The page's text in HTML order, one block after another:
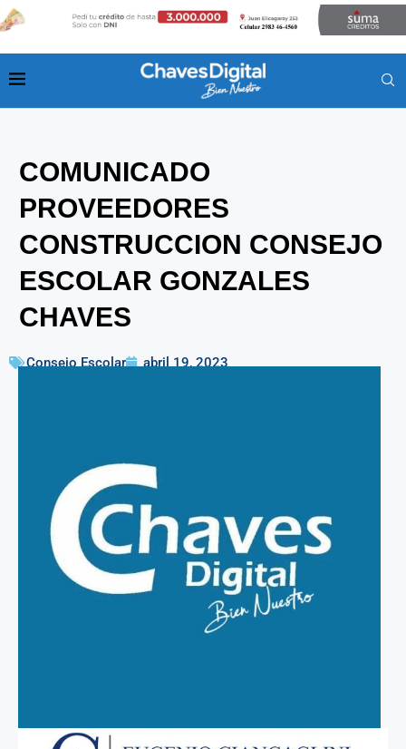
COMUNICADO
PROVEEDORES
CONSTRUCCION CONSEJO
ESCOLAR GONZALES
CHAVES
Consejo Escolar abril 19, 2023